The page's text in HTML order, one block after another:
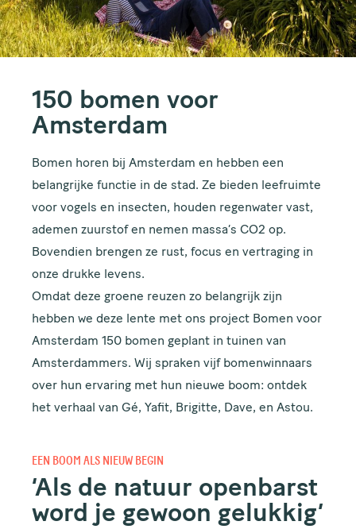
150 bomen voor
Amsterdam
Bomen horen bij Amsterdam en hebben een
belangrijke functie in de stad. Ze bieden leefruimte
voor vogels en insecten, houden regenwater vast,
ademen zuurstof en nemen massa’s CO2 op.
Bovendien brengen ze rust, focus en vertraging in
onze drukke levens.
Omdat deze groene reuzen zo belangrijk zijn
hebben we deze lente met ons project Bomen voor
Amsterdam 150 bomen geplant in tuinen van
Amsterdammers. Wij spraken vijf bomenwinnaars
over hun ervaring met hun nieuwe boom: ontdek
het verhaal van Gé, Yafit, Brigitte, Dave, en Astou.
EEN BOOM ALS NIEUW BEGIN
‘Als de natuur openbarst
word je gewoon gelukkig’